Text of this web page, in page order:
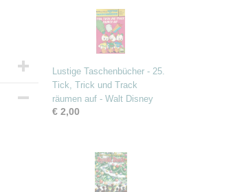
Lustige Taschenbücher - 25.
Tick, Trick und Track
räumen auf - Walt Disney
€ 2,00